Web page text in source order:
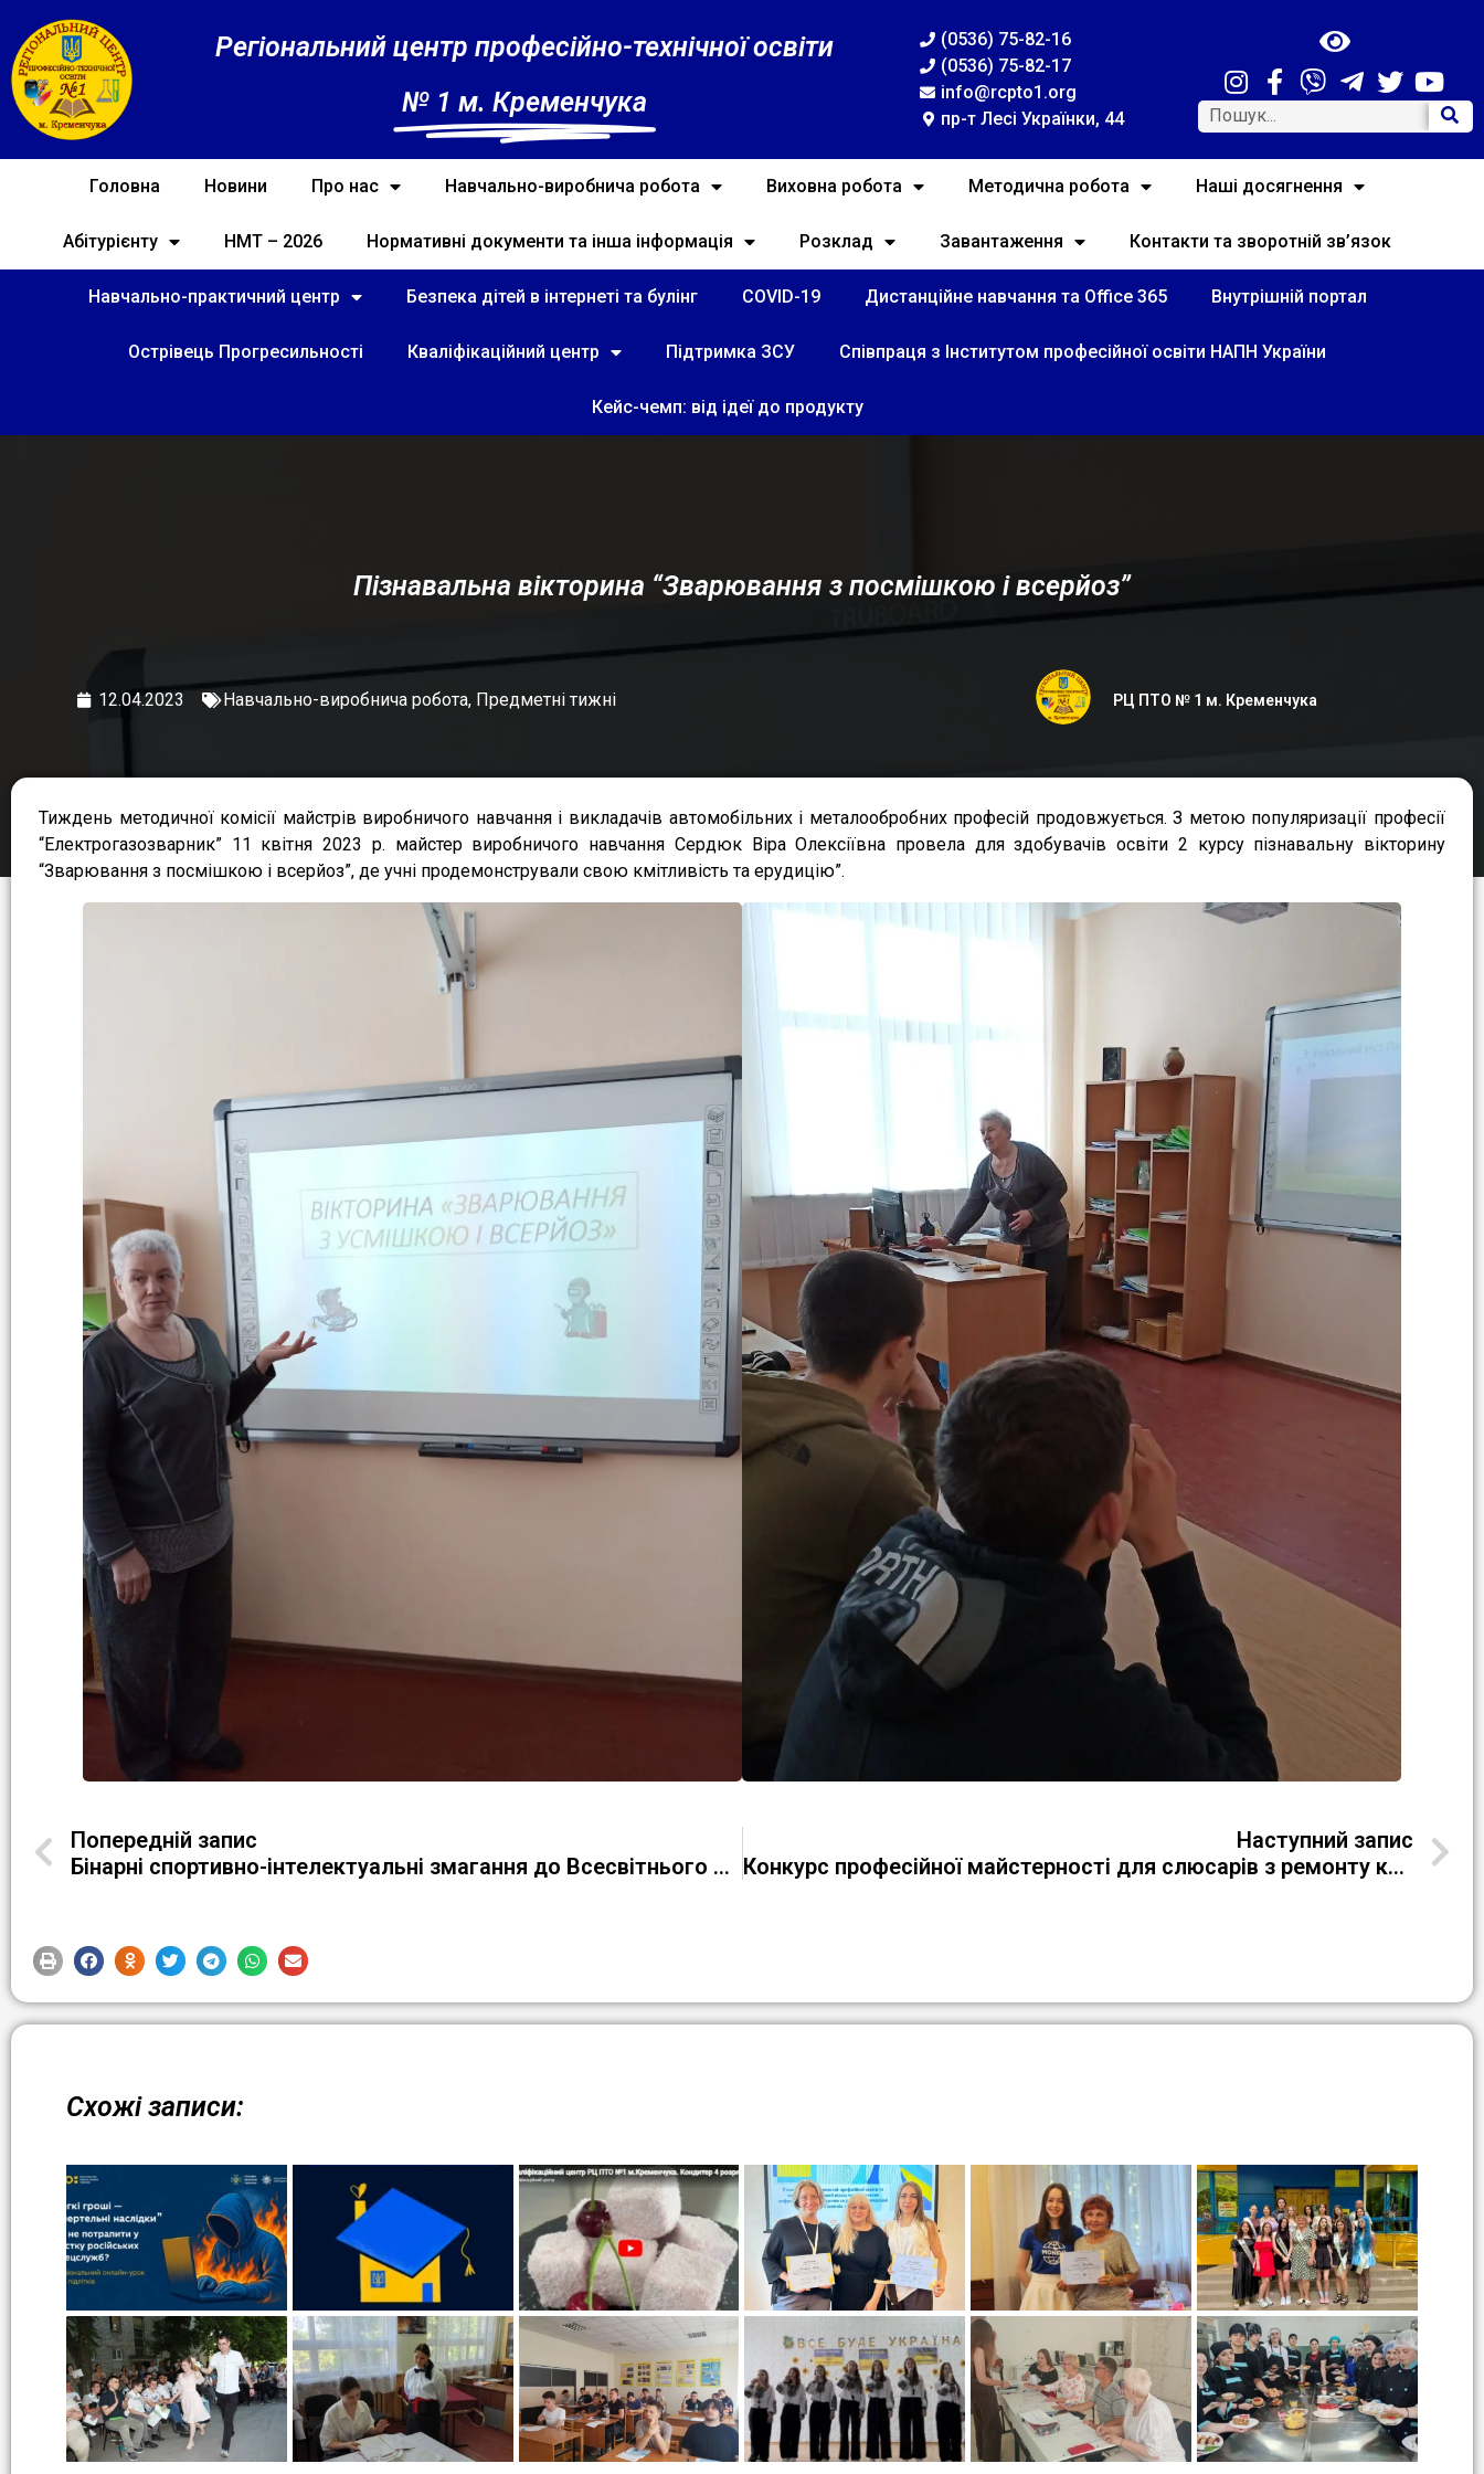
Регіональний центр професійно-технічної освіти
№ 1 м. Кременчука
(0536) 75-82-16
(0536) 75-82-17
info@rcpto1.org
пр-т Лесі Українки, 44
Головна Новини Про нас Навчально-виробнича робота Виховна робота Методична робота Наші досягнення
Абітурієнту НМТ – 2026 Нормативні документи та інша інформація Розклад Завантаження Контакти та зворотній зв’язок
Навчально-практичний центр Безпека дітей в інтернеті та булінг COVID-19 Дистанційне навчання та Office 365 Внутрішній портал
Острівець Прогресильності Кваліфікаційний центр Підтримка ЗСУ Співпраця з Інститутом професійної освіти НАПН України
Кейс-чемп: від ідеї до продукту
Пізнавальна вікторина “Зварювання з посмішкою і всерйоз”
12.04.2023 Навчально-виробнича робота, Предметні тижні РЦ ПТО № 1 м. Кременчука
Тиждень методичної комісії майстрів виробничого навчання і викладачів автомобільних і металообробних професій продовжується. З метою популяризації професії
“Електрогазозварник” 11 квітня 2023 р. майстер виробничого навчання Сердюк Віра Олексіївна провела для здобувачів освіти 2 курсу пізнавальну вікторину
“Зварювання з посмішкою і всерйоз”, де учні продемонстрували свою кмітливість та ерудицію”.
Попередній запис
Бінарні спортивно-інтелектуальні змагання до Всесвітнього дня здоров’я
Наступний запис
Конкурс професійної майстерності для слюсарів з ремонту колісних транспортних засобів
Схожі записи: